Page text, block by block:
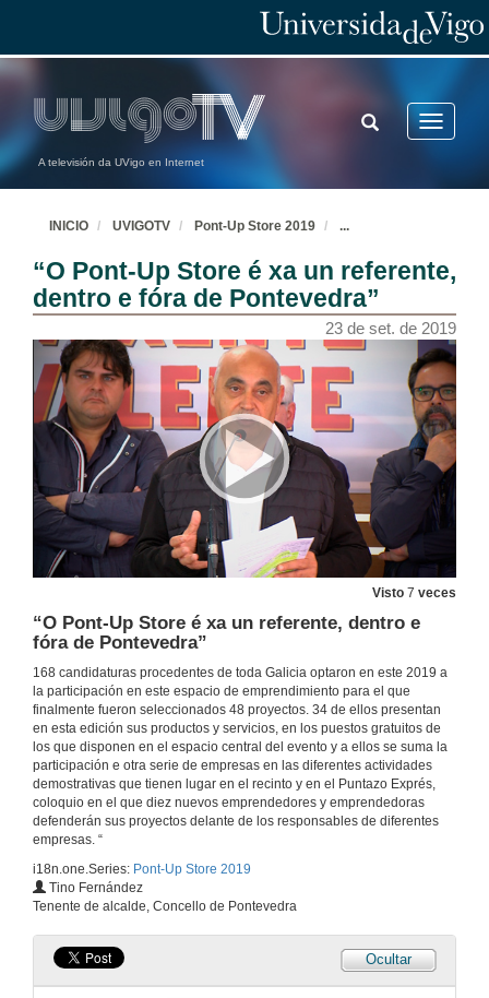
A televisión da UVigo en Internet
Toggle
TOGGLE
SEARCH
INICIO UVIGOTV Pont-Up Store 2019 ...
“O Pont-Up Store é xa un referente,
dentro e fóra de Pontevedra”
23 de set. de 2019
Visto 7 veces
“O Pont-Up Store é xa un referente, dentro e
fóra de Pontevedra”
168 candidaturas procedentes de toda Galicia optaron en este 2019 a
la participación en este espacio de emprendimiento para el que
finalmente fueron seleccionados 48 proyectos. 34 de ellos presentan
en esta edición sus productos y servicios, en los puestos gratuitos de
los que disponen en el espacio central del evento y a ellos se suma la
participación e otra serie de empresas en las diferentes actividades
demostrativas que tienen lugar en el recinto y en el Puntazo Exprés,
coloquio en el que diez nuevos emprendedores y emprendedoras
defenderán sus proyectos delante de los responsables de diferentes
empresas. “
i18n.one.Series: Pont-Up Store 2019
Tino Fernández
Tenente de alcalde, Concello de Pontevedra
Ocultar